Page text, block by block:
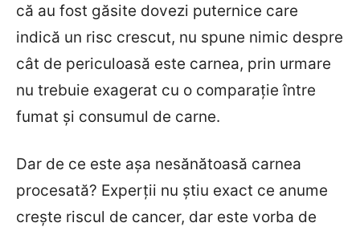
că au fost găsite dovezi puternice care
indică un risc crescut, nu spune nimic despre
cât de periculoasă este carnea, prin urmare
nu trebuie exagerat cu o comparație între
fumat și consumul de carne.
Dar de ce este așa nesănătoasă carnea
procesată? Experții nu știu exact ce anume
crește riscul de cancer, dar este vorba de